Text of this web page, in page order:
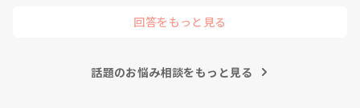
回答をもっと見る
話題のお悩み相談をもっと見る